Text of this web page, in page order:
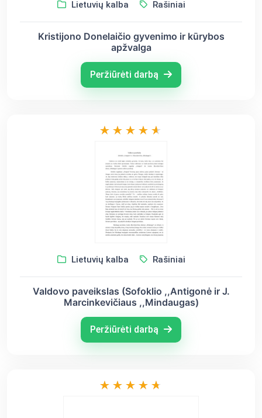
Lietuvių kalba Rašiniai
Kristijono Donelaičio gyvenimo ir kūrybos
apžvalga
Peržiūrėti darbą
Lietuvių kalba Rašiniai
Valdovo paveikslas (Sofoklio ,,Antigonė ir J.
Marcinkevičiaus ,,Mindaugas)
Peržiūrėti darbą